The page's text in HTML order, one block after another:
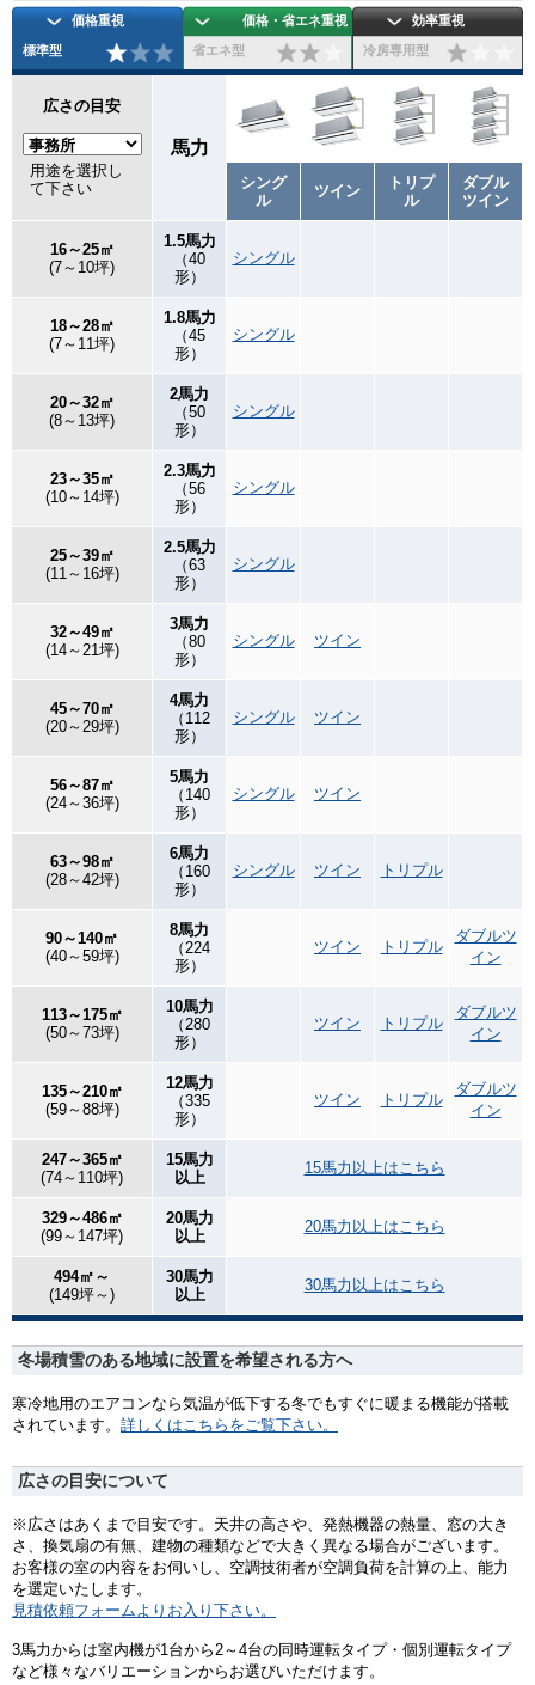
価格重視
標準型
価格・省エネ重視
省エネ型
効率重視
冷房専用型
広さの目安
用途を選択し
て下さい
馬力
シング
ル
ツイン
トリプ
ル
ダブル
ツイン
16～25㎡
(7～10坪)
1.5馬力
（40
形）
シングル
18～28㎡
(7～11坪)
1.8馬力
（45
形）
シングル
20～32㎡
(8～13坪)
2馬力
（50
形）
シングル
23～35㎡
(10～14坪)
2.3馬力
（56
形）
シングル
25～39㎡
(11～16坪)
2.5馬力
（63
形）
シングル
32～49㎡
(14～21坪)
3馬力
（80
形）
シングル ツイン
45～70㎡
(20～29坪)
4馬力
（112
形）
シングル ツイン
56～87㎡
(24～36坪)
5馬力
（140
形）
シングル ツイン
63～98㎡
(28～42坪)
6馬力
（160
形）
シングル ツイン トリプル
90～140㎡
(40～59坪)
8馬力
（224
形）
ツイン トリプル
ダブルツ
イン
113～175㎡
(50～73坪)
10馬力
（280
形）
ツイン トリプル
ダブルツ
イン
135～210㎡
(59～88坪)
12馬力
（335
形）
ツイン トリプル
ダブルツ
イン
247～365㎡
(74～110坪)
15馬力
以上
15馬力以上はこちら
329～486㎡
(99～147坪)
20馬力
以上
20馬力以上はこちら
494㎡～
(149坪～)
30馬力
以上
30馬力以上はこちら
冬場積雪のある地域に設置を希望される方へ
寒冷地用のエアコンなら気温が低下する冬でもすぐに暖まる機能が搭載
されています。 詳しくはこちらをご覧下さい。
広さの目安について
※広さはあくまで目安です。天井の高さや、発熱機器の熱量、窓の大き
さ、換気扇の有無、建物の種類などで大きく異なる場合がございます。
お客様の室の内容をお伺いし、空調技術者が空調負荷を計算の上、能力
を選定いたします。
見積依頼フォームよりお入り下さい。
3馬力からは室内機が1台から2～4台の同時運転タイプ・個別運転タイプ
など様々なバリエーションからお選びいただけます。